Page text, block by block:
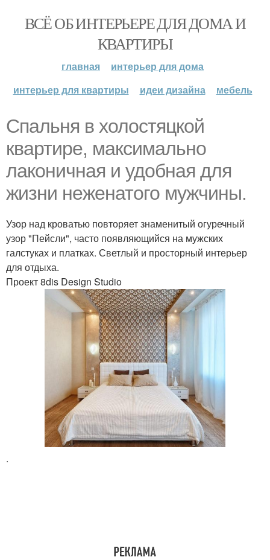
ВСЁ ОБ ИНТЕРЬЕРЕ ДЛЯ ДОМА И
КВАРТИРЫ
главная
интерьер для дома
интерьер для квартиры
идеи дизайна мебель
Спальня в холостяцкой
квартире, максимально
лаконичная и удобная для
жизни неженатого мужчины.
Узор над кроватью повторяет знаменитый огуречный
узор "Пейсли", часто появляющийся на мужских
галстуках и платках. Светлый и просторный интерьер
для отдыха.
Проект 8dis Design Studio
.